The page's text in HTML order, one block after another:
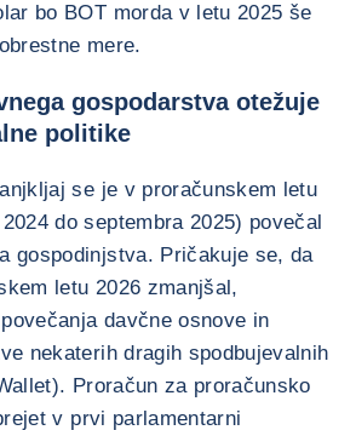
bo BOT morda v letu 2025 še
mere.
gospodarstva otežuje
politike
se je v proračunskem letu
do septembra 2025) povečal
gospodinjstva. Pričakuje se, da
letu 2026 zmanjšal,
davčne osnove in
nekaterih dragih spodbujevalnih
Proračun za proračunsko
v prvi parlamentarni